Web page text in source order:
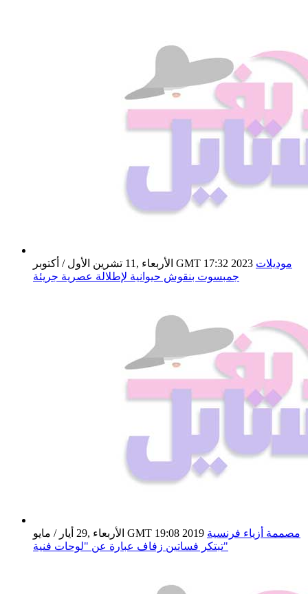
الأربعاء ,11 تشرين الأول / أكتوبر GMT 17:32 2023 موديلات
جمبسوت بنقوش حيوانية لإطلالة عصرية جريئة
الأربعاء ,29 أيار / مايو GMT 19:08 2019 مصممة أزياء فرنسية
تبتكر فساتين زفاف عبارة عن "لوحات فنية"